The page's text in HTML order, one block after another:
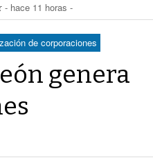
comunidades rurales
en 2028- hace 12 horas -
a responsables- hace 12 horas -
- hace 12 horas -
de corporaciones
genera